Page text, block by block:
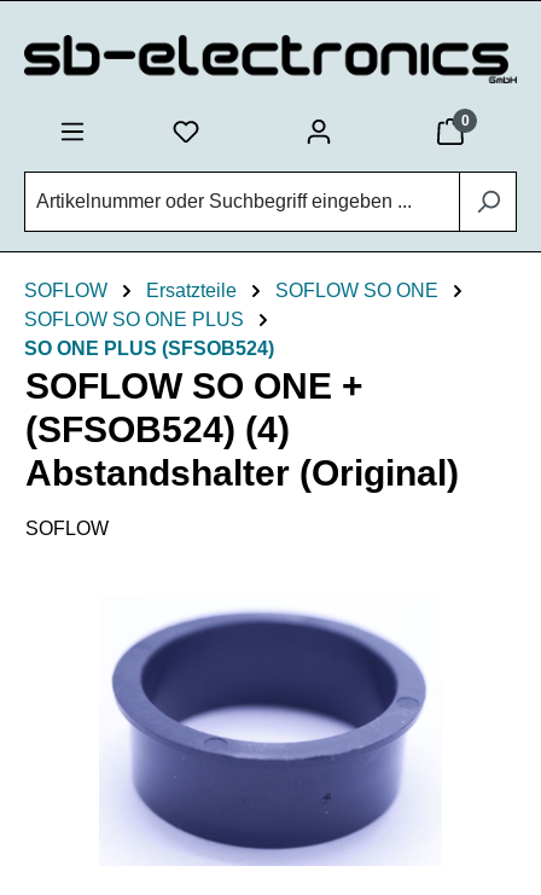
0
SOFLOW Ersatzteile
SOFLOW SO ONE
SOFLOW SO ONE PLUS
SO ONE PLUS (SFSOB524)
SOFLOW SO ONE +
(SFSOB524) (4)
Abstandshalter (Original)
SOFLOW
Bildergalerie überspringen